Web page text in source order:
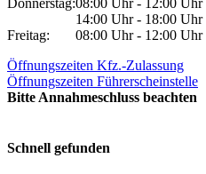
Donnerstag:08:00 Uhr - 12:00 Uhr
14:00 Uhr - 18:00 Uhr
Freitag:
08:00 Uhr - 12:00 Uhr
Öffnungszeiten Kfz.-Zulassung
Öffnungszeiten Führerscheinstelle
Bitte Annahmeschluss beachten
Schnell gefunden